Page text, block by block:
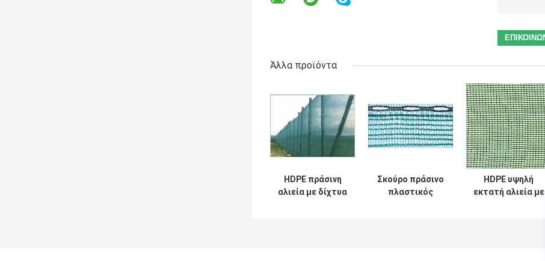
Άλλα προϊόντα
HDPE πράσινη
αλιεία με δίχτυα
Σκούρο πράσινο
πλαστικός
HDPE υψηλή
εκτατή αλιεία με